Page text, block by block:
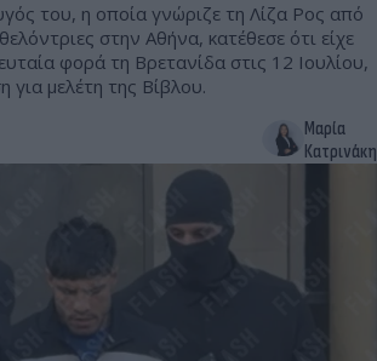
του, η οποία γνώριζε τη Λίζα Ρος από
στην Αθήνα, κατέθεσε ότι είχε
φορά τη Βρετανίδα στις 12 Ιουλίου,
μελέτη της Βίβλου.
Μαρία
Κατρινάκη